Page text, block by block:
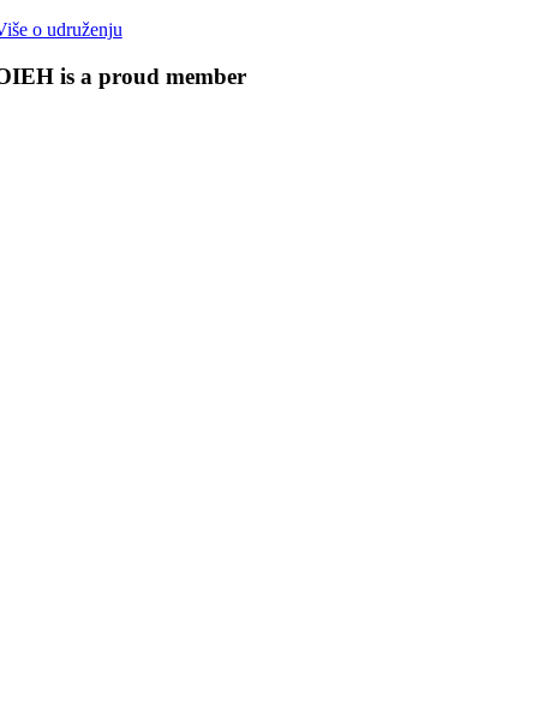
o udruženju
is a proud member